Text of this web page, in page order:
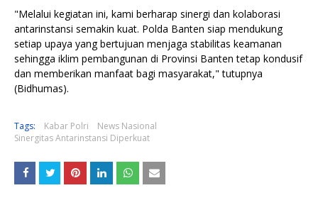
"Melalui kegiatan ini, kami berharap sinergi dan kolaborasi
antarinstansi semakin kuat. Polda Banten siap mendukung
setiap upaya yang bertujuan menjaga stabilitas keamanan
sehingga iklim pembangunan di Provinsi Banten tetap kondusif
dan memberikan manfaat bagi masyarakat," tutupnya
(Bidhumas).
Tags: Kabar Polri
News Nasional
Sinergitas Antarinstansi Diperkuat